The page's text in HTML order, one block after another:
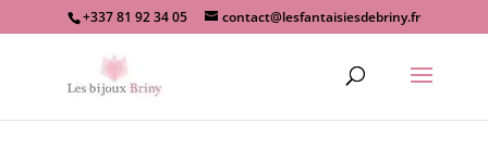
+337 81 92 34 05 contact@lesfantaisiesdebriny.fr